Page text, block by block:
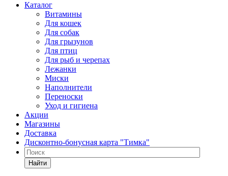
Каталог
Витамины
Для кошек
Для собак
Для грызунов
Для птиц
Для рыб и черепах
Лежанки
Миски
Наполнители
Переноски
Уход и гигиена
Акции
Магазины
Доставка
Дисконтно-бонусная карта "Тимка"
Найти